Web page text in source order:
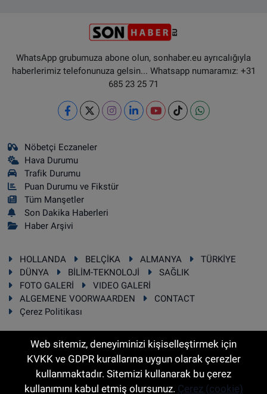
WhatsApp grubumuza abone olun, sonhaber.eu ayrıcalığıyla
haberlerimiz telefonunuza gelsin... Whatsapp numaramız: +31
685 23 25 71
Nöbetçi Eczaneler
Hava Durumu
Trafik Durumu
Puan Durumu ve Fikstür
Tüm Manşetler
Son Dakika Haberleri
Haber Arşivi
HOLLANDA BELÇİKA ALMANYA
TÜRKİYE
DÜNYA
BİLİM-TEKNOLOJİ
SAĞLIK
FOTO GALERİ
VIDEO GALERİ
ALGEMENE VOORWAARDEN
CONTACT
Çerez Politikası
RSS Copyright © 2025 Sonhaber.eu Her hakkı saklıdır.
Web sitemiz, deneyiminizi kişiselleştirmek için
KVKK ve GDPR kurallarına uygun olarak çerezler
kullanmaktadır. Sitemizi kullanarak bu çerez
kullanımını kabul etmiş olursunuz. Çerez (cookie)